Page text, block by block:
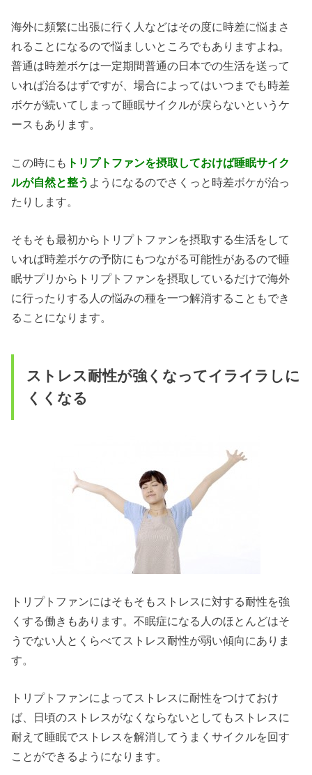
海外に頻繁に出張に行く人などはその度に時差に悩まさ
れることになるので悩ましいところでもありますよね。
普通は時差ボケは一定期間普通の日本での生活を送って
いれば治るはずですが、場合によってはいつまでも時差
ボケが続いてしまって睡眠サイクルが戻らないというケ
ースもあります。
この時にも トリプトファンを摂取しておけば睡眠サイク
ルが自然と整う ようになるのでさくっと時差ボケが治っ
たりします。
そもそも最初からトリプトファンを摂取する生活をして
いれば時差ボケの予防にもつながる可能性があるので睡
眠サプリからトリプトファンを摂取しているだけで海外
に行ったりする人の悩みの種を一つ解消することもでき
ることになります。
ストレス耐性が強くなってイライラしに
くくなる
トリプトファンにはそもそもストレスに対する耐性を強
くする働きもあります。不眠症になる人のほとんどはそ
うでない人とくらべてストレス耐性が弱い傾向にありま
す。
トリプトファンによってストレスに耐性をつけておけ
ば、日頃のストレスがなくならないとしてもストレスに
耐えて睡眠でストレスを解消してうまくサイクルを回す
ことができるようになります。